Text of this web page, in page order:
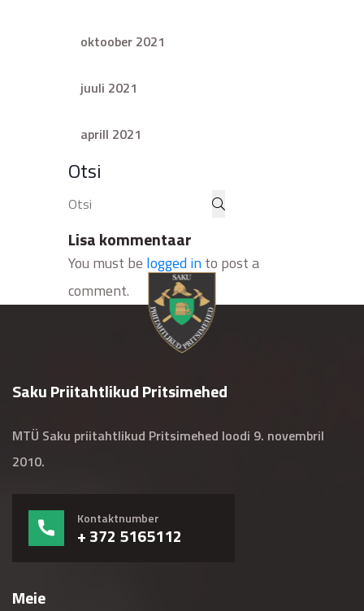
oktoober 2021
juuli 2021
aprill 2021
Otsi
Lisa kommentaar
You must be logged into post a
comment.
Saku Priitahtlikud Pritsimehed
MTÜ Saku priitahtlikud Pritsimehed loodi 9. novembril
2010.
Kontaktnumber
+ 372 5165112
Meie